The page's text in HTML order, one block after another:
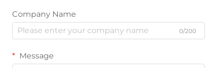
Company Name
0/200
Message